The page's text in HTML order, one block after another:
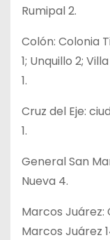
Rumipal 2.
Colón: Colonia
1; Unquillo 2;
1.
Cruz del Eje:
1.
General San
Nueva 4.
Marcos Juárez:
Marcos Juárez